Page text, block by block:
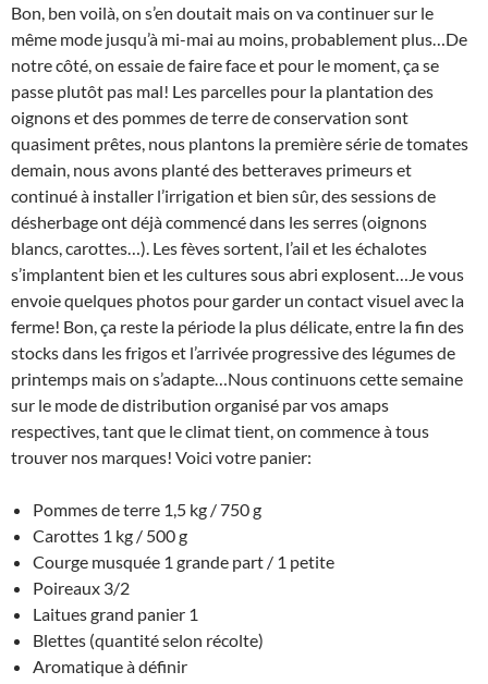
Bon, ben voilà, on s’en doutait mais on va continuer sur le
même mode jusqu’à mi-mai au moins, probablement plus…De
notre côté, on essaie de faire face et pour le moment, ça se
passe plutôt pas mal! Les parcelles pour la plantation des
oignons et des pommes de terre de conservation sont
quasiment prêtes, nous plantons la première série de tomates
demain, nous avons planté des betteraves primeurs et
continué à installer l’irrigation et bien sûr, des sessions de
désherbage ont déjà commencé dans les serres (oignons
blancs, carottes…). Les fèves sortent, l’ail et les échalotes
s’implantent bien et les cultures sous abri explosent…Je vous
envoie quelques photos pour garder un contact visuel avec la
ferme! Bon, ça reste la période la plus délicate, entre la fin des
stocks dans les frigos et l’arrivée progressive des légumes de
printemps mais on s’adapte…Nous continuons cette semaine
sur le mode de distribution organisé par vos amaps
respectives, tant que le climat tient, on commence à tous
trouver nos marques! Voici votre panier:
Pommes de terre 1,5 kg / 750 g
Carottes 1 kg / 500 g
Courge musquée 1 grande part / 1 petite
Poireaux 3/2
Laitues grand panier 1
Blettes (quantité selon récolte)
Aromatique à définir